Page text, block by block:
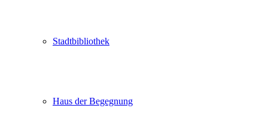
Stadtbibliothek
Haus der Begegnung